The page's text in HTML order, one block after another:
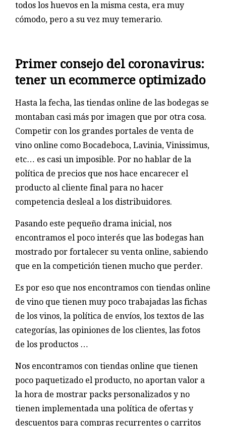
todos los huevos en la misma cesta, era muy
cómodo, pero a su vez muy temerario.
Primer consejo del coronavirus:
tener un ecommerce optimizado
Hasta la fecha, las tiendas online de las bodegas se
montaban casi más por imagen que por otra cosa.
Competir con los grandes portales de venta de
vino online como Bocadeboca, Lavinia, Vinissimus,
etc… es casi un imposible. Por no hablar de la
política de precios que nos hace encarecer el
producto al cliente final para no hacer
competencia desleal a los distribuidores.
Pasando este pequeño drama inicial, nos
encontramos el poco interés que las bodegas han
mostrado por fortalecer su venta online, sabiendo
que en la competición tienen mucho que perder.
Es por eso que nos encontramos con tiendas online
de vino que tienen muy poco trabajadas las fichas
de los vinos, la política de envíos, los textos de las
categorías, las opiniones de los clientes, las fotos
de los productos …
Nos encontramos con tiendas online que tienen
poco paquetizado el producto, no aportan valor a
la hora de mostrar packs personalizados y no
tienen implementada una política de ofertas y
descuentos para compras recurrentes o carritos